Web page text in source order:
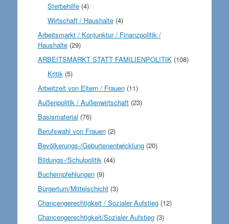
Sterbehilfe (4)
Wirtschaft / Haushalte (4)
Arbeitsmarkt / Konjunktur / Finanzpolitik /
Haushalte(29)
ARBEITSMARKT STATT FAMILIENPOLITIK(108)
Kritik (5)
Arbeitzeit von Eltern / Frauen(11)
Außenpolitik / Außenwirtschaft(23)
Basismaterial (76)
Berufswahl von Frauen(2)
Bevölkerungs-/Geburtenentwicklung(20)
Bildungs-/Schulpolitik (44)
Buchempfehlungen(9)
Bürgertum/Mittelschicht(3)
Chancengerechtigkeit / Sozialer Aufstieg(12)
Chancengerechtigkeit/Sozialer Aufstieg(3)